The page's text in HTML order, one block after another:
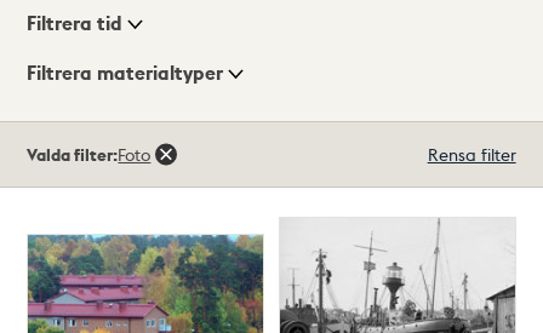
Visningsläge
Filtrera tid
Filtrera materialtyper
träffar
Valda filter:Foto Rensa filter